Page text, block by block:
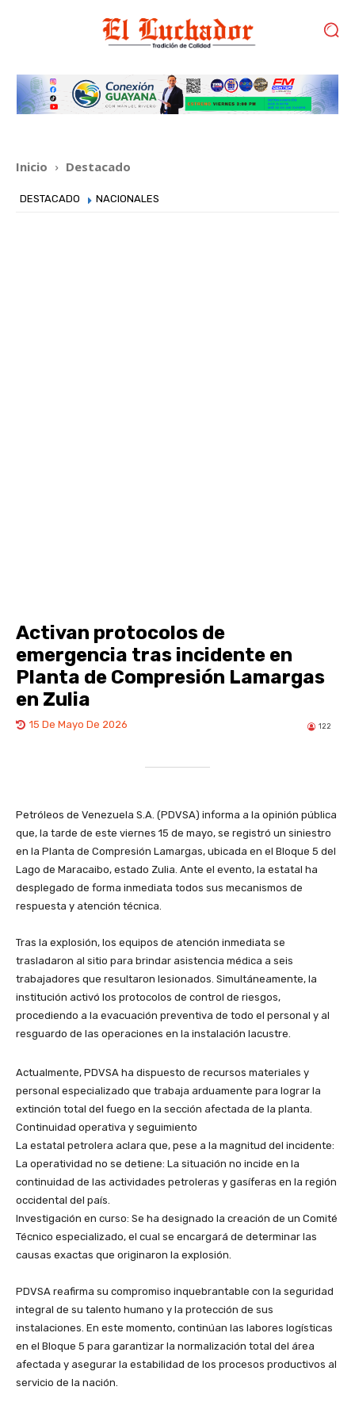
Inicio Destacado
DESTACADO NACIONALES
Activan protocolos de
emergencia tras incidente en
Planta de Compresión Lamargas
en Zulia
15 De Mayo De 2026 122
Petróleos de Venezuela S.A. (PDVSA) informa a la opinión pública
que, la tarde de este viernes 15 de mayo, se registró un siniestro
en la Planta de Compresión Lamargas, ubicada en el Bloque 5 del
Lago de Maracaibo, estado Zulia. Ante el evento, la estatal ha
desplegado de forma inmediata todos sus mecanismos de
respuesta y atención técnica.
​Tras la explosión, los equipos de atención inmediata se
trasladaron al sitio para brindar asistencia médica a seis
trabajadores que resultaron lesionados. Simultáneamente, la
institución activó los protocolos de control de riesgos,
procediendo a la evacuación preventiva de todo el personal y al
resguardo de las operaciones en la instalación lacustre.
​Actualmente, PDVSA ha dispuesto de recursos materiales y
personal especializado que trabaja arduamente para lograr la
extinción total del fuego en la sección afectada de la planta.
​Continuidad operativa y seguimiento
​La estatal petrolera aclara que, pese a la magnitud del incidente:
​La operatividad no se detiene: La situación no incide en la
continuidad de las actividades petroleras y gasíferas en la región
occidental del país.
​Investigación en curso: Se ha designado la creación de un Comité
Técnico especializado, el cual se encargará de determinar las
causas exactas que originaron la explosión.
​PDVSA reafirma su compromiso inquebrantable con la seguridad
integral de su talento humano y la protección de sus
instalaciones. En este momento, continúan las labores logísticas
en el Bloque 5 para garantizar la normalización total del área
afectada y asegurar la estabilidad de los procesos productivos al
servicio de la nación.